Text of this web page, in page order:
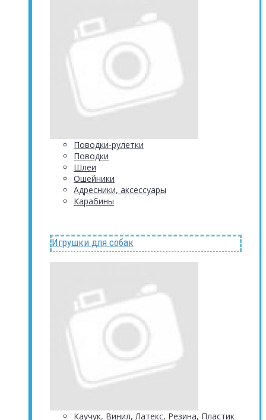
Поводки-рулетки
Поводки
Шлеи
Ошейники
Адресники, аксессуары
Карабины
Игрушки для собак
Каучук, Винил, Латекс, Резина, Пластик